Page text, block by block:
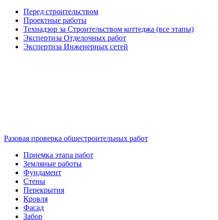
Перед строительством
Проектные работы
Технадзор за Строительством коттеджа (все этапы)
Экспертиза Отделочных работ
Экспертиза Инженерных сетей
Разовая проверка общестроительных работ
Приемка этапа работ
Земляные работы
Фундамент
Стены
Перекрытия
Кровля
Фасад
Забор